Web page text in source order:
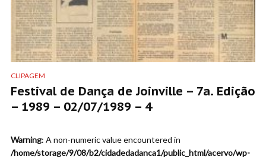
CLIPAGEM
Festival de Dança de Joinville – 7a. Edição
– 1989 – 02/07/1989 – 4
Warning: A non-numeric value encountered in
/home/storage/9/08/b2/cidadedadanca1/public_html/acervo/wp-